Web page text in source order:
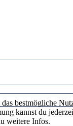
bestmögliche
kannst du
weitere Infos.